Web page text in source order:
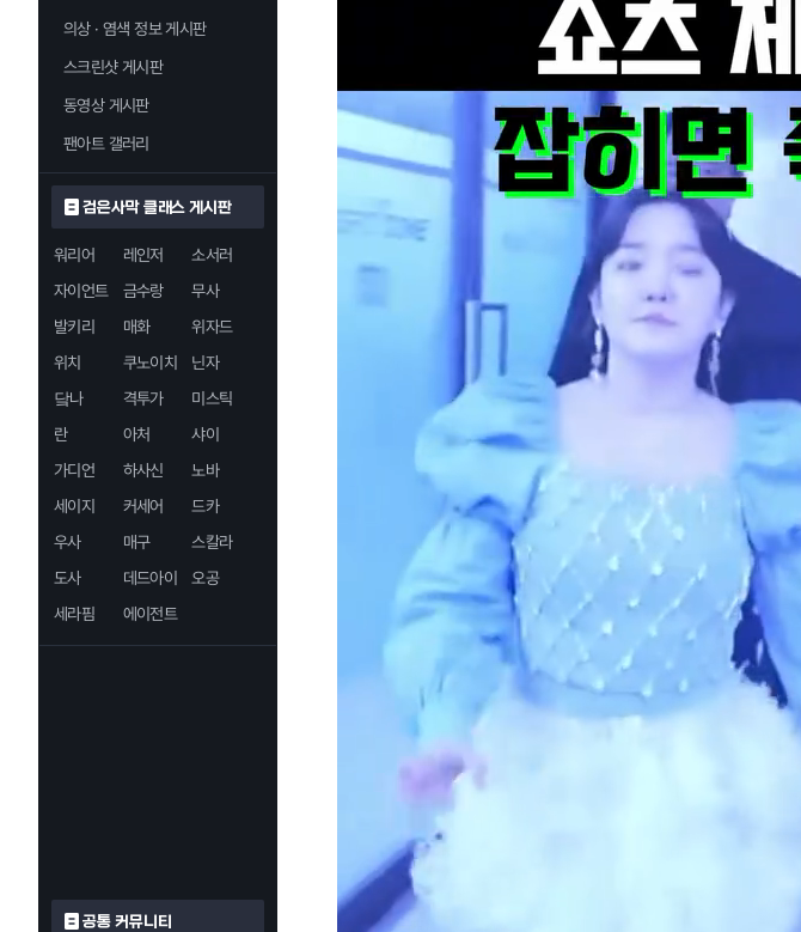
의상 · 염색 정보 게시판
스크린샷 게시판
동영상 게시판
팬아트 갤러리
검은사막 클래스 게시판
워리어 레인저
소서러
자이언트
금수랑
무사
발키리
매화
위자드
위치
쿠노이치
닌자
닼나
격투가
미스틱
란
아처
샤이
가디언
하사신
노바
세이지
커세어
드카
우사
매구
스칼라
도사
데드아이
오공
세라핌
에이전트
공통 커뮤니티